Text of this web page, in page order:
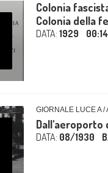
Colonia
Colonia della
DATA: 1929
GIORNALE LUCE A /
Dall'aeroporto
DATA: 08/1930